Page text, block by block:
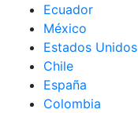
Ecuador
México
Estados Unidos
Chile
España
Colombia